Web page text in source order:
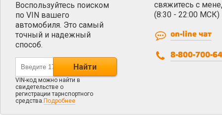
Воспользуйтесь поиском
по VIN вашего
автомобиля. Это самый
точный и надежный
способ.
Найти
VIN-код можно найти в
свидетельстве о
регистрации тарнспортного
средства. Подробнее
свяжитесь с
(8:30 - 22:00 МСК)
on-line чат
8-800-700-